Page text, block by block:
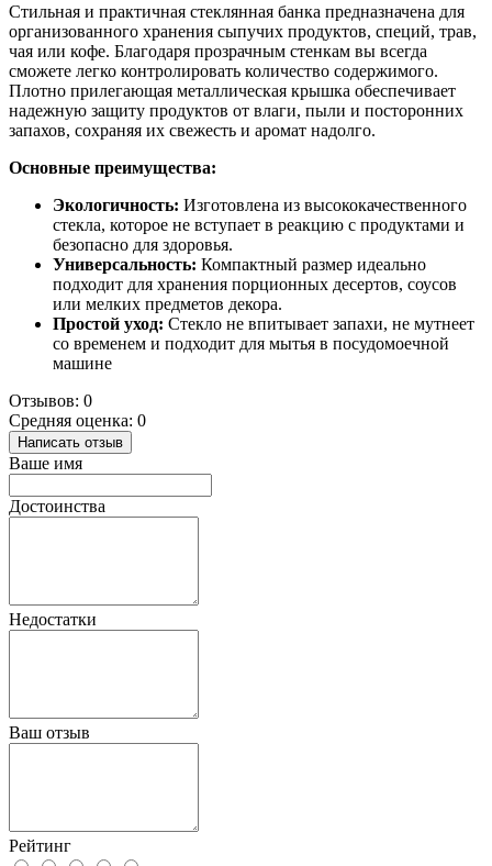
Стильная и практичная стеклянная банка предназначена для
организованного хранения сыпучих продуктов, специй, трав,
чая или кофе. Благодаря прозрачным стенкам вы всегда
сможете легко контролировать количество содержимого.
Плотно прилегающая металлическая крышка обеспечивает
надежную защиту продуктов от влаги, пыли и посторонних
запахов, сохраняя их свежесть и аромат надолго.
Основные преимущества:
Экологичность: Изготовлена из высококачественного
стекла, которое не вступает в реакцию с продуктами и
безопасно для здоровья.
Универсальность: Компактный размер идеально
подходит для хранения порционных десертов, соусов
или мелких предметов декора.
Простой уход: Стекло не впитывает запахи, не мутнеет
со временем и подходит для мытья в посудомоечной
машине
Отзывов: 0
Средняя оценка: 0
Написать отзыв
Ваше имя
Достоинства
Недостатки
Ваш отзыв
Рейтинг